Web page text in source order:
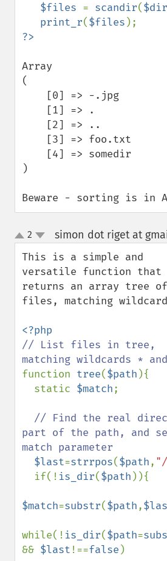
$files = scandir($dir
print_r($files
Array
(
)
Beware - sorting is in
up
down
2 simon dot riget at
This is a simple and
versatile function that
returns an array tree of
files, matching
// List files in tree,
function tree($path ){
  static
$match;
// Find the real
part of the path, and
match parameter
$last=strrpos($path,
  if(!
is_dir($path )){
$match=substr($path,
while(! is_dir($path=
&& $last !==false )